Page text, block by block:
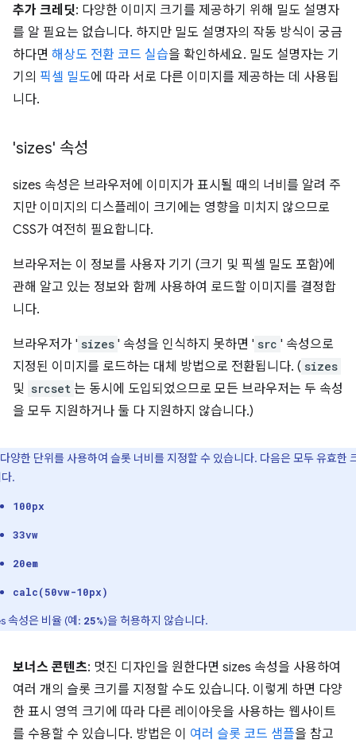
추가 크레딧: 다양한 이미지 크기를 제공하기 위해 밀도 설명자
를 알 필요는 없습니다. 하지만 밀도 설명자의 작동 방식이 궁금
하다면 해상도 전환 코드 실습을 확인하세요. 밀도 설명자는 기
기의 픽셀 밀도에 따라 서로 다른 이미지를 제공하는 데 사용됩
니다.
'sizes' 속성
sizes 속성은 브라우저에 이미지가 표시될 때의 너비를 알려 주
지만 이미지의 디스플레이 크기에는 영향을 미치지 않으므로
CSS가 여전히 필요합니다.
브라우저는 이 정보를 사용자 기기 (크기 및 픽셀 밀도 포함)에
관해 알고 있는 정보와 함께 사용하여 로드할 이미지를 결정합
니다.
브라우저가 ' sizes ' 속성을 인식하지 못하면 ' src ' 속성으로
지정된 이미지를 로드하는 대체 방법으로 전환됩니다. ( sizes
및 srcset 는 동시에 도입되었으므로 모든 브라우저는 두 속성
을 모두 지원하거나 둘 다 지원하지 않습니다.)
다양한 단위를 사용하여 슬롯 너비를 지정할 수 있습니다. 다음은 모두 유효한
.
100px
33vw
20em
calc(50vw-10px)
속성은 비율 (예: 25%)을 허용하지 않습니다.
보너스 콘텐츠: 멋진 디자인을 원한다면 sizes 속성을 사용하여
여러 개의 슬롯 크기를 지정할 수도 있습니다. 이렇게 하면 다양
한 표시 영역 크기에 따라 다른 레이아웃을 사용하는 웹사이트
를 수용할 수 있습니다. 방법은 이 여러 슬롯 코드 샘플을 참고